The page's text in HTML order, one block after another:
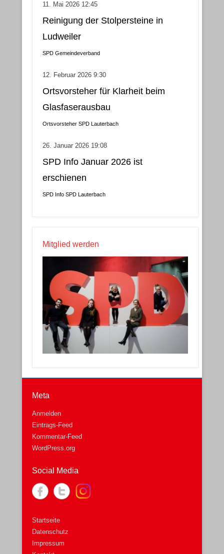
11. Mai 2026 12:45
Reinigung der Stolpersteine in
Ludweiler
SPD Gemeindeverband
12. Februar 2026 9:30
Ortsvorsteher für Klarheit beim
Glasfaserausbau
Ortsvorsteher SPD Lauterbach
26. Januar 2026 19:08
SPD Info Januar 2026 ist
erschienen
SPD Info SPD Lauterbach
Mitglied werden
Meta
Anmelden
Eintrags-Feed
Kommentar-Feed
WordPress.org
Social Media
Startseite
Datenschutz
Impressum